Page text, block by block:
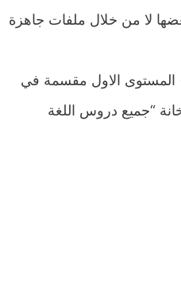
لا من خلال ملفات جاهزة
الاول مقسمة في
“جميع دروس اللغة